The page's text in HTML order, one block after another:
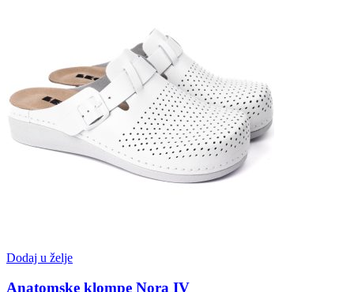
Dodaj u želje
Anatomske klompe Nora IV